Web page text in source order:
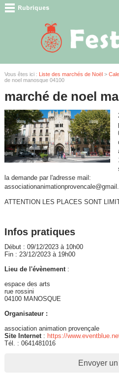
Vous êtes ici : Liste des marchés de Noël>
de noel manosque 04100
marché de noel
la demande par l'adresse mail:
ATTENTION LES PLACES SONT
Infos pratiques
Début : 09/12/2023 à 10h00
Fin : 23/12/2023 à 19h00
Lieu de l'évènement:
espace des arts
rue rossini
04100 MANOSQUE
Organisateur :
association animation provençale
Site Internet: https://
Tél. : 0641481016
Envoyer un